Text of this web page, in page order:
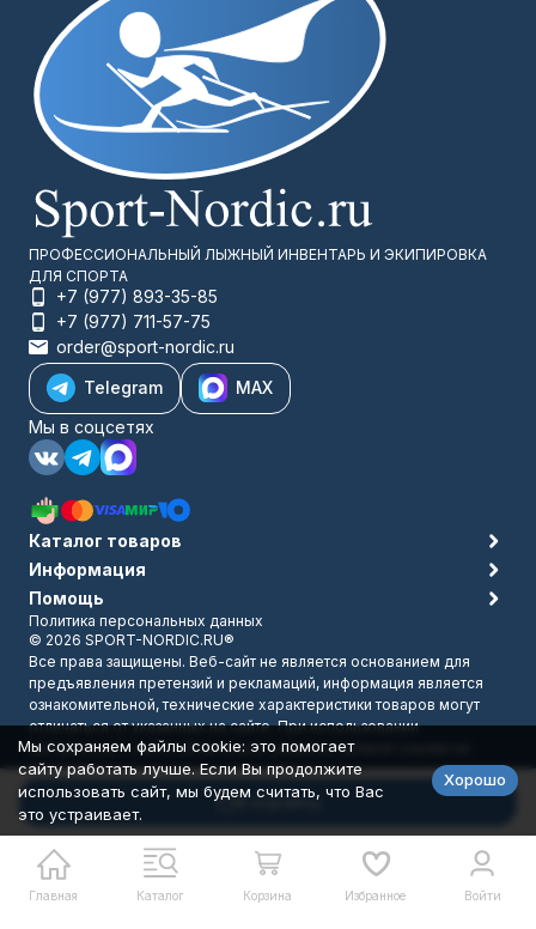
В корзину
Главная Каталог Корзина Избранное Войти
ПРОФЕССИОНАЛЬНЫЙ ЛЫЖНЫЙ ИНВЕНТАРЬ И ЭКИПИРОВКА
ДЛЯ СПОРТА
+7 (977) 893-35-85
+7 (977) 711-57-75
order@sport-nordic.ru
Telegram
MAX
Мы в соцсетях
Каталог товаров
Информация
Помощь
Политика персональных данных
© 2026 SPORT-NORDIC.RU®
Все права защищены. Веб-сайт не является основанием для
предъявления претензий и рекламаций, информация является
ознакомительной, технические характеристики товаров могут
отличаться от указанных на сайте. При использовании
материалов с сайта обязательно указание прямой ссылки на
источник.
Разработано вbodysite.ru
Мы сохраняем файлы cookie: это помогает
сайту работать лучше. Если Вы продолжите
использовать сайт, мы будем считать, что Вас
это устраивает.
Хорошо